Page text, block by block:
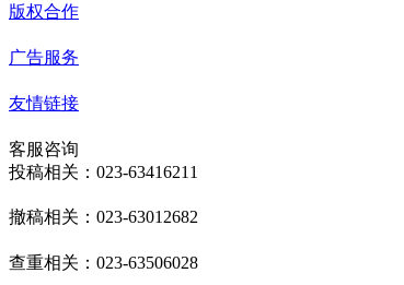
版权合作
广告服务
友情链接
客服咨询
投稿相关：023-63416211
撤稿相关：023-63012682
查重相关：023-63506028